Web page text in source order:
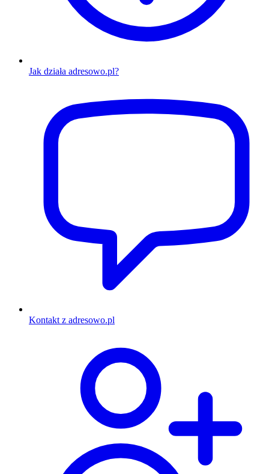
Jak działa adresowo.pl?
Kontakt z adresowo.pl